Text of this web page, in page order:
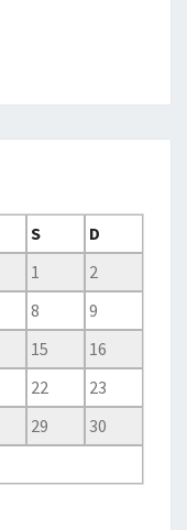
S
D
1
2
8
9
15
16
22
23
29
30